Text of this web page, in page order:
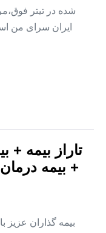
شده در تیتر
ایران سرای من
تاراز بیمه +
+ بیمه
بیمه گذاران عزیز